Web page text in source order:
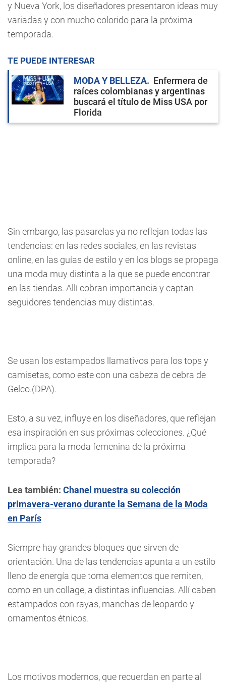
y Nueva York, los diseñadores presentaron ideas muy
variadas y con mucho colorido para la próxima
temporada.
TE PUEDE INTERESAR
MODA Y BELLEZA
Enfermera de
raíces colombianas y argentinas
buscará el título de Miss USA por
Florida
Sin embargo, las pasarelas ya no reflejan todas las
tendencias: en las redes sociales, en las revistas
online, en las guías de estilo y en los blogs se propaga
una moda muy distinta a la que se puede encontrar
en las tiendas. Allí cobran importancia y captan
seguidores tendencias muy distintas.
Se usan los estampados llamativos para los tops y
camisetas, como este con una cabeza de cebra de
Gelco.(DPA).
Esto, a su vez, influye en los diseñadores, que reflejan
esa inspiración en sus próximas colecciones. ¿Qué
implica para la moda femenina de la próxima
temporada?
Lea también: Chanel muestra su colección
primavera-verano durante la Semana de la Moda
en París
Siempre hay grandes bloques que sirven de
orientación. Una de las tendencias apunta a un estilo
lleno de energía que toma elementos que remiten,
como en un collage, a distintas influencias. Allí caben
estampados con rayas, manchas de leopardo y
ornamentos étnicos.
Los motivos modernos, que recuerdan en parte al